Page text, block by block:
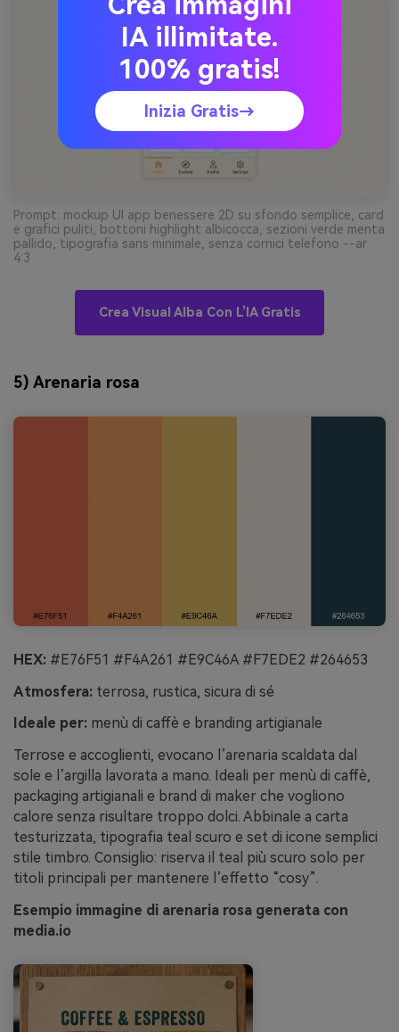
Prompt: mockup UI app benessere 2D su sfondo semplice, card
e grafici puliti, bottoni highlight albicocca, sezioni verde menta
pallido, tipografia sans minimale, senza cornici telefono --ar
4:3
Crea Visual Alba Con L’IA Gratis
5) Arenaria rosa
HEX: #E76F51 #F4A261 #E9C46A #F7EDE2 #264653
Atmosfera: terrosa, rustica, sicura di sé
Ideale per: menù di caffè e branding artigianale
Terrose e accoglienti, evocano l’arenaria scaldata dal
sole e l’argilla lavorata a mano. Ideali per menù di caffè,
packaging artigianali e brand di maker che vogliono
calore senza risultare troppo dolci. Abbinale a carta
testurizzata, tipografia teal scuro e set di icone semplici
stile timbro. Consiglio: riserva il teal più scuro solo per
titoli principali per mantenere l’effetto “cosy”.
Esempio immagine di arenaria rosa generata con
media.io
IA illimitate.
100% gratis!
Inizia Gratis→